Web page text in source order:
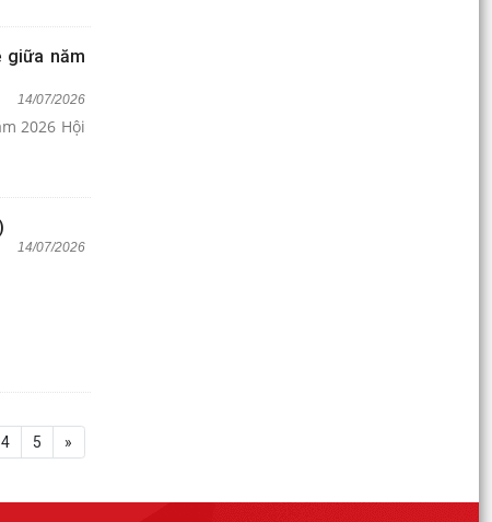
giữa năm
14/07/2026
2026 Hội
14/07/2026
4 5 »